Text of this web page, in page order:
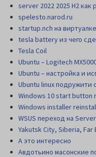
server 2022 2025 H2 как
spelesto.narod.ru
startup.nch на виртуалке
tesla battery из чего
Tesla Coil
Ubuntu – Logitech
Ubuntu – настройка и
Ubuntu linux подружити
Windows 10 start button
Windows installer
WSUS переход на
Yakutsk City, Siberia, Far
А это интересно
Авдотьино масонские